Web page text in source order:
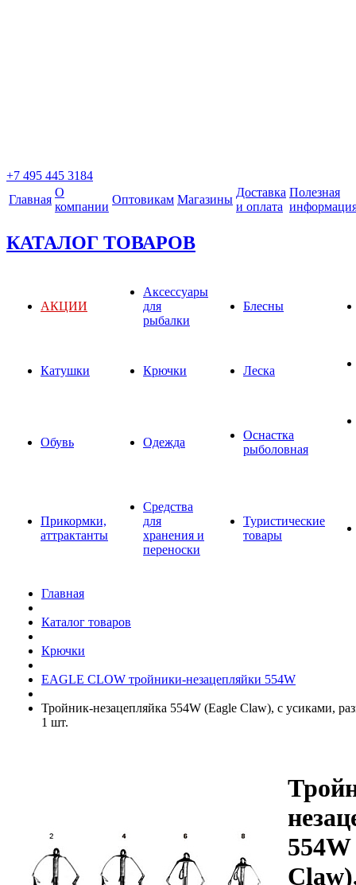
+7 495 445 3184
Главная
О
компании
Оптовикам Магазины
Доставка
и оплата
Полезная
КАТАЛОГ ТОВАРОВ
АКЦИИ
Аксессуары
для
рыбалки
Блесны
Катушки Крючки Леска
Обувь Одежда
Оснастка
рыболовная
Прикормки,
аттрактанты
Средства
для
хранения и
переноски
Туристические
товары
Главная
Каталог товаров
Крючки
EAGLE CLOW тройники-незацепляйки 554W
Тройник-незацепляйка 554W (Eagle Claw), с усиками,
1 шт.